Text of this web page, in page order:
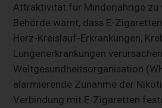
Attraktivität für Minderjährige zu
Behörde warnt, dass E-
Herz-Kreislauf-Erkrankungen,
Lungenerkrankungen
Weltgesundheitsorganisation
alarmierende Zunahme der
Verbindung mit E-Zigaretten